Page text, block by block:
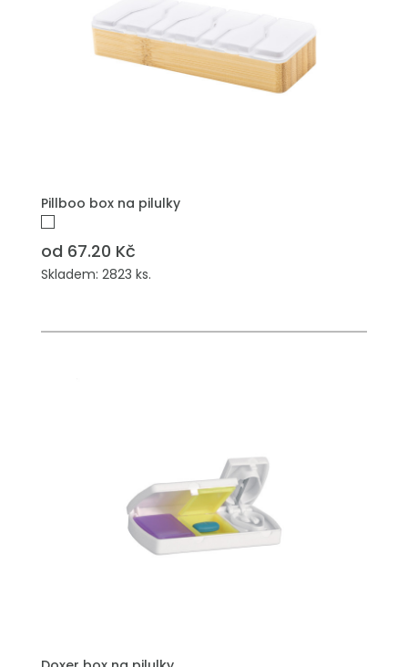
Pillboo box na pilulky
od 67.20 Kč
Skladem: 2823 ks.